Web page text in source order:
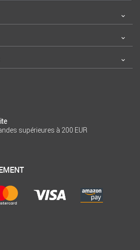
supérieures à 200 EUR